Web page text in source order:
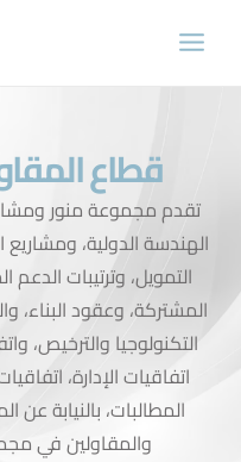
قطاع
مجموعة منور
الدولية، ومشاريع
التمويل، وترتيبات الدعم
وعقود البناء،
التكنولوجيا والترخيص،
اتفاقيات الإدارة، اتفاقيات
المطالبات، بالنيابة عن
والمقاولين في